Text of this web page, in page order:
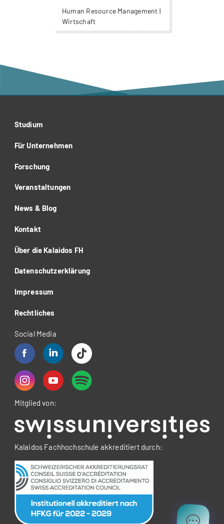
Human Resource Management |
Wirtschaft
Studium
Für Unternehmen
Forschung
Veranstaltungen
News & Blog
Kontakt
Über die Kalaidos FH
Datenschutzerklärung
Impressum
Rechtliches
Social Media
Mitglied von:
Kalaidos Fachhochschule akkreditiert durch: